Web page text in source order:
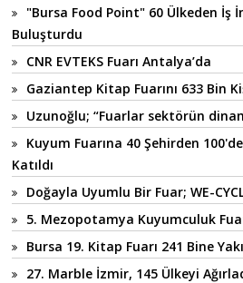
"Bursa Food Point" 60 Ülkeden İş
Buluşturdu
CNR EVTEKS Fuarı Antalya’da
Gaziantep Kitap Fuarını 633 Bin
Uzunoğlu; “Fuarlar sektörün
Kuyum Fuarına 40 Şehirden
Katıldı
Doğayla Uyumlu Bir Fuar; WE-
5. Mezopotamya Kuyumculuk
Bursa 19. Kitap Fuarı 241 Bine
27. Marble İzmir, 145 Ülkeyi